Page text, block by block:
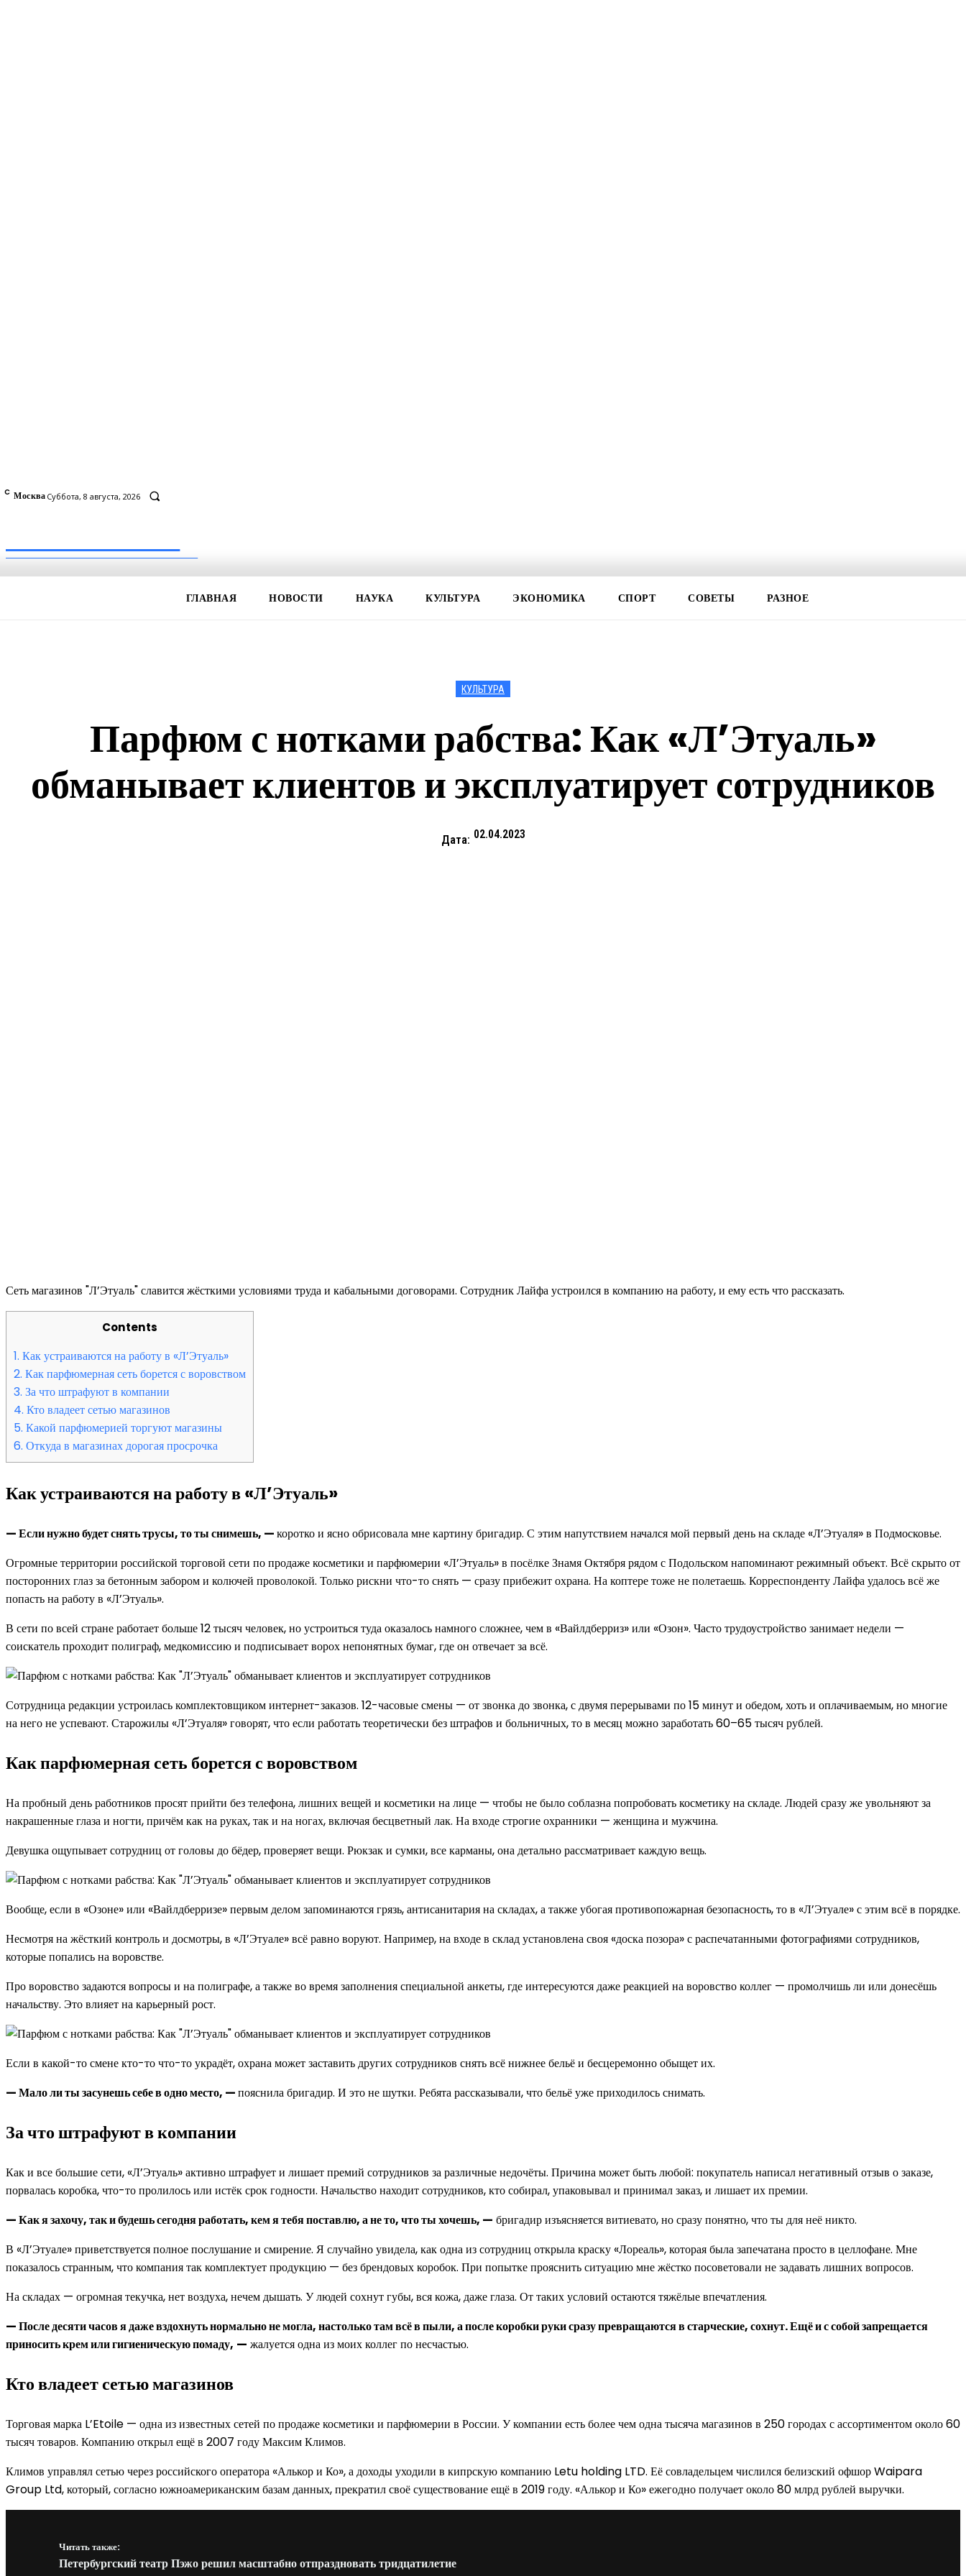
C Москва Суббота, 8 августа, 2026
ГЛАВНАЯ НОВОСТИ НАУКА КУЛЬТУРА ЭКОНОМИКА СПОРТ СОВЕТЫ РАЗНОЕ
КУЛЬТУРА
Парфюм с нотками рабства: Как «Л’Этуаль»
обманывает клиентов и эксплуатирует сотрудников
Дата: 02.04.2023
Сеть магазинов "Л’Этуаль" славится жёсткими условиями труда и кабальными договорами. Сотрудник Лайфа устроился в компанию на работу, и ему есть что рассказать.
Contents
1. Как устраиваются на работу в «Л’Этуаль»
2. Как парфюмерная сеть борется с воровством
3. За что штрафуют в компании
4. Кто владеет сетью магазинов
5. Какой парфюмерией торгуют магазины
6. Откуда в магазинах дорогая просрочка
Как устраиваются на работу в «Л’Этуаль»
— Если нужно будет снять трусы, то ты снимешь, —коротко и ясно обрисовала мне картину бригадир. С этим напутствием начался мой первый день на складе «Л’Этуаля» в Подмосковье.
Огромные территории российской торговой сети по продаже косметики и парфюмерии «Л’Этуаль» в посёлке Знамя Октября рядом с Подольском напоминают режимный объект. Всё скрыто от
посторонних глаз за бетонным забором и колючей проволокой. Только рискни что-то снять — сразу прибежит охрана. На коптере тоже не полетаешь. Корреспонденту Лайфа удалось всё же
попасть на работу в «Л’Этуаль».
В сети по всей стране работает больше 12 тысяч человек, но устроиться туда оказалось намного сложнее, чем в «Вайлдберриз» или «Озон». Часто трудоустройство занимает недели —
соискатель проходит полиграф, медкомиссию и подписывает ворох непонятных бумаг, где он отвечает за всё.
Сотрудница редакции устроилась комплектовщиком интернет-заказов. 12-часовые смены — от звонка до звонка, с двумя перерывами по 15 минут и обедом, хоть и оплачиваемым, но многие
на него не успевают. Старожилы «Л’Этуаля» говорят, что если работать теоретически без штрафов и больничных, то в месяц можно заработать 60–65 тысяч рублей.
Как парфюмерная сеть борется с воровством
На пробный день работников просят прийти без телефона, лишних вещей и косметики на лице — чтобы не было соблазна попробовать косметику на складе. Людей сразу же увольняют за
накрашенные глаза и ногти, причём как на руках, так и на ногах, включая бесцветный лак. На входе строгие охранники — женщина и мужчина.
Девушка ощупывает сотрудниц от головы до бёдер, проверяет вещи. Рюкзак и сумки, все карманы, она детально рассматривает каждую вещь.
Вообще, если в «Озоне» или «Вайлдберризе» первым делом запоминаются грязь, антисанитария на складах, а также убогая противопожарная безопасность, то в «Л’Этуале» с этим всё в порядке.
Несмотря на жёсткий контроль и досмотры, в «Л’Этуале» всё равно воруют. Например, на входе в склад установлена своя «доска позора» с распечатанными фотографиями сотрудников,
которые попались на воровстве.
Про воровство задаются вопросы и на полиграфе, а также во время заполнения специальной анкеты, где интересуются даже реакцией на воровство коллег — промолчишь ли или донесёшь
начальству. Это влияет на карьерный рост.
Если в какой-то смене кто-то что-то украдёт, охрана может заставить других сотрудников снять всё нижнее бельё и бесцеремонно обыщет их.
— Мало ли ты засунешь себе в одно место, —пояснила бригадир. И это не шутки. Ребята рассказывали, что бельё уже приходилось снимать.
За что штрафуют в компании
Как и все большие сети, «Л’Этуаль» активно штрафует и лишает премий сотрудников за различные недочёты. Причина может быть любой: покупатель написал негативный отзыв о заказе,
порвалась коробка, что-то пролилось или истёк срок годности. Начальство находит сотрудников, кто собирал, упаковывал и принимал заказ, и лишает их премии.
— Как я захочу, так и будешь сегодня работать, кем я тебя поставлю, а не то, что ты хочешь, — бригадир изъясняется витиевато, но сразу понятно, что ты для неё никто.
В «Л’Этуале» приветствуется полное послушание и смирение. Я случайно увидела, как одна из сотрудниц открыла краску «Лореаль», которая была запечатана просто в целлофане. Мне
показалось странным, что компания так комплектует продукцию — без брендовых коробок. При попытке прояснить ситуацию мне жёстко посоветовали не задавать лишних вопросов.
На складах — огромная текучка, нет воздуха, нечем дышать. У людей сохнут губы, вся кожа, даже глаза. От таких условий остаются тяжёлые впечатления.
— После десяти часов я даже вздохнуть нормально не могла, настолько там всё в пыли, а после коробки руки сразу превращаются в старческие, сохнут. Ещё и с собой запрещается
приносить крем или гигиеническую помаду, — жалуется одна из моих коллег по несчастью.
Кто владеет сетью магазинов
Торговая марка L’Etoile — одна из известных сетей по продаже косметики и парфюмерии в России. У компании есть более чем одна тысяча магазинов в 250 городах с ассортиментом около 60
тысяч товаров. Компанию открыл ещё в 2007 году Максим Климов.
Климов управлял сетью через российского оператора «Алькор и Ко», а доходы уходили в кипрскую компанию Letu holding LTD. Её совладельцем числился белизский офшор Waipara
Group Ltd, который, согласно южноамериканским базам данных, прекратил своё существование ещё в 2019 году. «Алькор и Ко» ежегодно получает около 80 млрд рублей выручки.
Читать также:
Петербургский театр Пэжо решил масштабно отпраздновать тридцатилетие